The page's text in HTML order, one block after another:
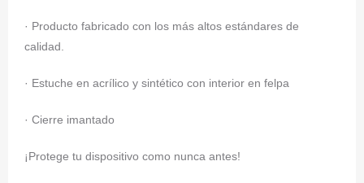
· Producto fabricado con los más altos estándares de
calidad.
· Estuche en acrílico y sintético con interior en felpa
· Cierre imantado
¡Protege tu dispositivo como nunca antes!